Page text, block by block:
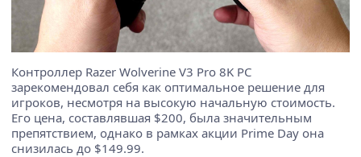
Контроллер Razer Wolverine V3 Pro 8K PC
зарекомендовал себя как оптимальное решение для
игроков, несмотря на высокую начальную стоимость.
Его цена, составлявшая $200, была значительным
препятствием, однако в рамках акции Prime Day она
снизилась до $149.99.